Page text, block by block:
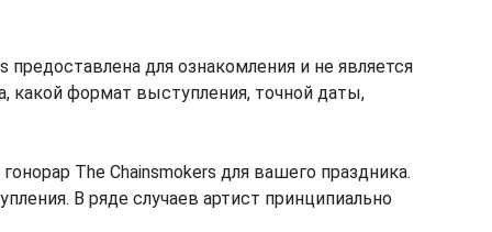
для ознакомления и не является
какой формат выступления, точной даты,
The Chainsmokers для вашего праздника.
В ряде случаев артист принципиально